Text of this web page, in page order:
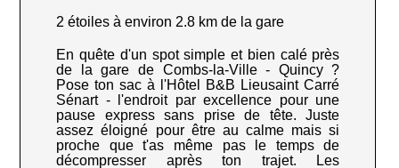
2 étoiles à environ 2.8 km de la gare
En quête d'un spot simple et bien calé près
de la gare de Combs-la-Ville - Quincy ?
Pose ton sac à l'Hôtel B&B Lieusaint Carré
Sénart - l'endroit par excellence pour une
pause express sans prise de tête. Juste
assez éloigné pour être au calme mais si
proche que t'as même pas le temps de
décompresser après ton trajet. Les